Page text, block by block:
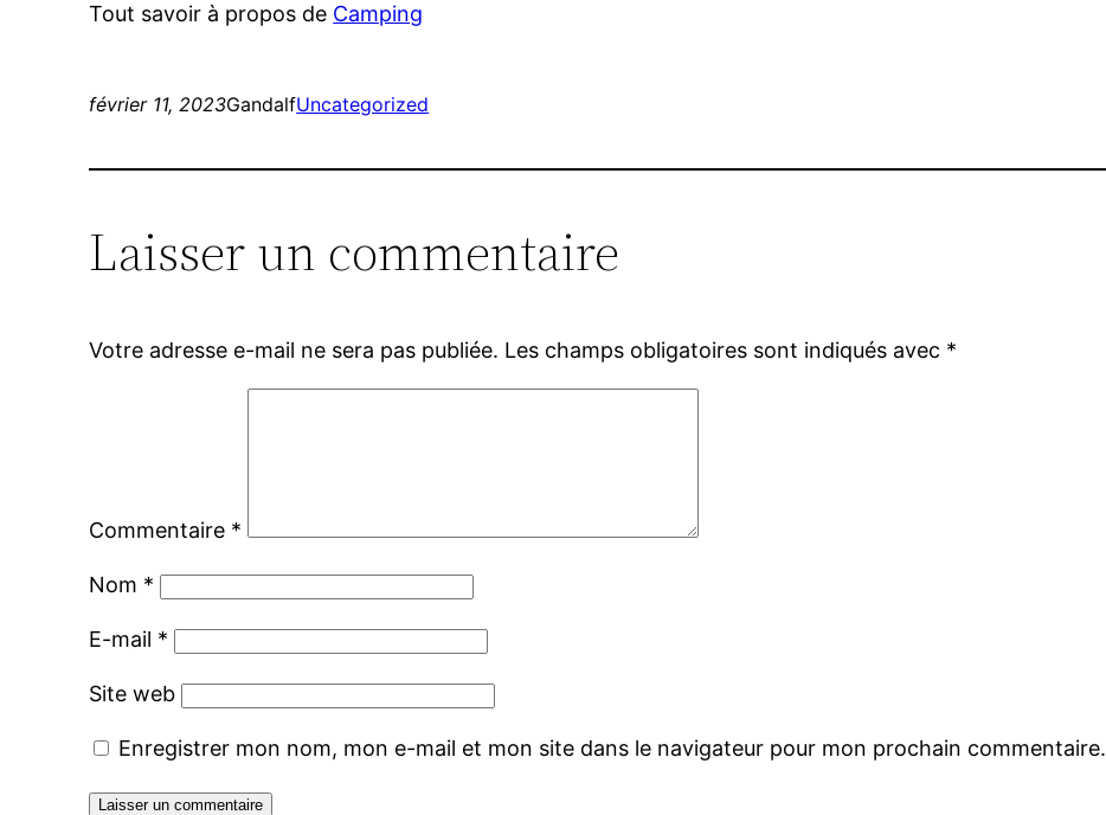
Tout savoir à propos de Camping
février 11, 2023GandalfUncategorized
Laisser un commentaire
Votre adresse e-mail ne sera pas publiée. Les champs obligatoires sont indiqués avec *
Commentaire *
Nom *
E-mail *
Site web
Enregistrer mon nom, mon e-mail et mon site dans le navigateur pour mon prochain commentaire.